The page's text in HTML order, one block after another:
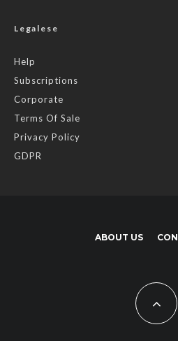
Legalese
Help
Subscriptions
Corporate
Terms Of Sale
Privacy Policy
GDPR
ABOUT US